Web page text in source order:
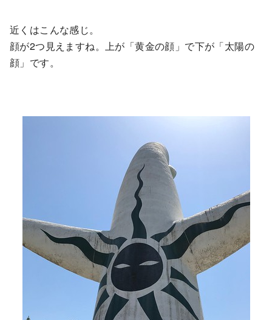
近くはこんな感じ。
顔が2つ見えますね。上が「黄金の顔」で下が「太陽の
顔」です。